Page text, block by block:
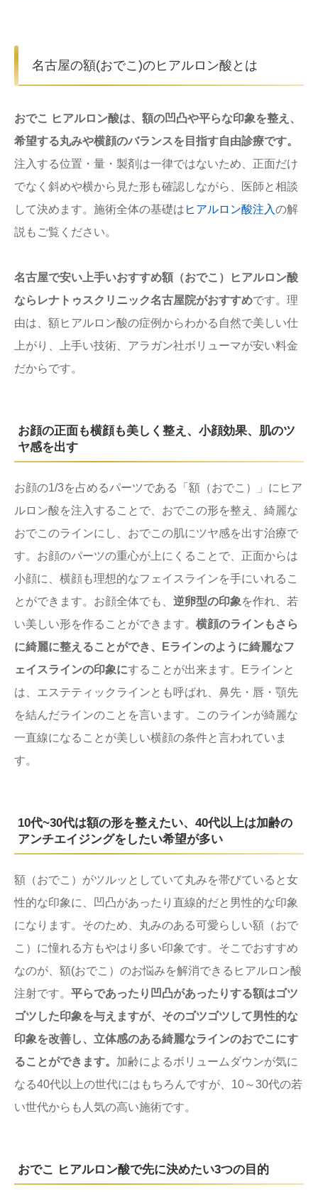
名古屋の額(おでこ)のヒアルロン酸とは
おでこ ヒアルロン酸は、額の凹凸や平らな印象を整え、
希望する丸みや横顔のバランスを目指す自由診療です。
注入する位置・量・製剤は一律ではないため、正面だけ
でなく斜めや横から見た形も確認しながら、医師と相談
して決めます。施術全体の基礎は ヒアルロン酸注入の解
説もご覧ください。
名古屋で安い上手いおすすめ額（おでこ）ヒアルロン酸
ならレナトゥスクリニック名古屋院がおすすめです。理
由は、額ヒアルロン酸の症例からわかる自然で美しい仕
上がり、上手い技術、アラガン社ボリューマが安い料金
だからです。
お顔の正面も横顔も美しく整え、小顔効果、肌のツ
ヤ感を出す
お顔の1/3を占めるパーツである「額（おでこ）」にヒア
ルロン酸を注入することで、おでこの形を整え、綺麗な
おでこのラインにし、おでこの肌にツヤ感を出す治療で
す。お顔のパーツの重心が上にくることで、正面からは
小顔に、横顔も理想的なフェイスラインを手にいれるこ
とができます。お顔全体でも、 逆卵型の印象 を作れ、若
い美しい形を作ることができます。 横顔のラインもさら
に綺麗に整えることができ、Eラインのように綺麗なフ
ェイスラインの印象にすることが出来ます。Eラインと
は、エステティックラインとも呼ばれ、鼻先・唇・顎先
を結んだラインのことを言います。このラインが綺麗な
一直線になることが美しい横顔の条件と言われていま
す。
10代~30代は額の形を整えたい、40代以上は加齢の
アンチエイジングをしたい希望が多い
額（おでこ）がツルッとしていて丸みを帯びていると女
性的な印象に、凹凸があったり直線的だと男性的な印象
になります。そのため、丸みのある可愛らしい額（おで
こ）に憧れる方もやはり多い印象です。そこでおすすめ
なのが、額(おでこ）のお悩みを解消できるヒアルロン酸
注射です。 平らであったり凹凸があったりする額はゴツ
ゴツした印象を与えますが、そのゴツゴツして男性的な
印象を改善し、立体感のある綺麗なラインのおでこにす
ることができます。 加齢によるボリュームダウンが気に
なる40代以上の世代にはもちろんですが、10～30代の若
い世代からも人気の高い施術です。
おでこ ヒアルロン酸で先に決めたい3つの目的